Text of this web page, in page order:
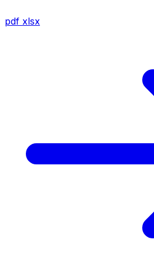
pdf xlsx